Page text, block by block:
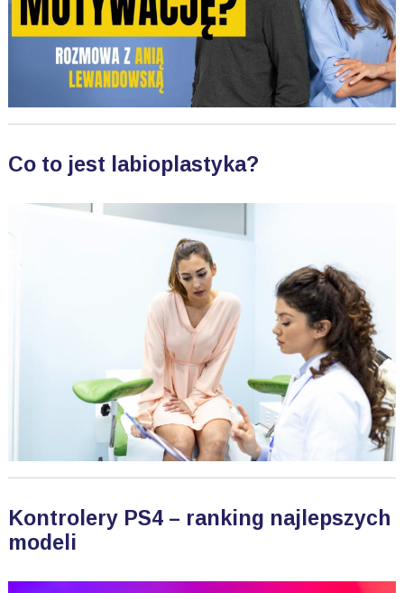
Co to jest labioplastyka?
Kontrolery PS4 – ranking najlepszych
modeli